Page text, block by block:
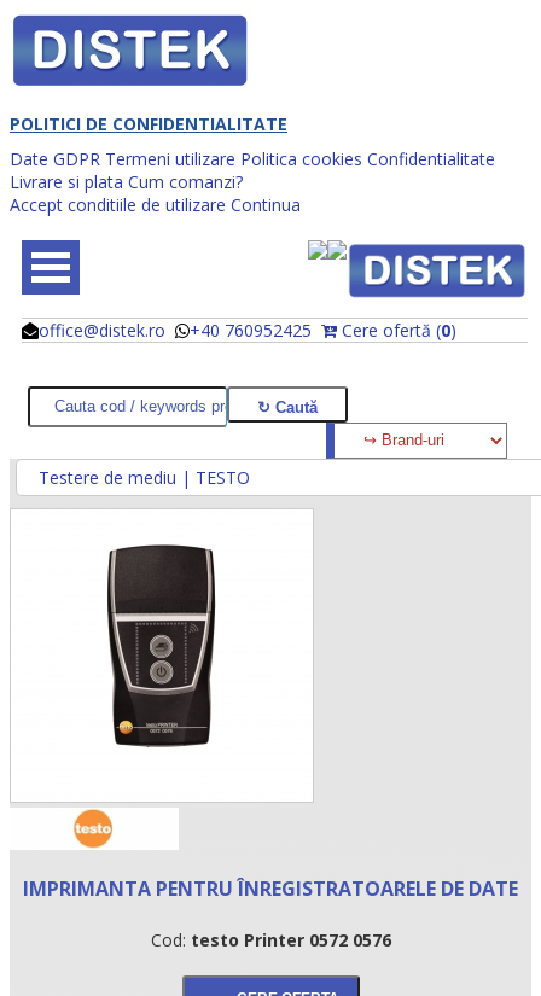
POLITICI DE CONFIDENTIALITATE
Date GDPR Termeni utilizare Politica cookies Confidentialitate
Livrare si plata Cum comanzi?
Accept conditiile de utilizare Continua
office@distek.ro +40 760952425 Cere ofertă (0)
@
@
Testere de mediu | TESTO
IMPRIMANTA PENTRU ÎNREGISTRATOARELE DE DATE
Cod: testo Printer 0572 0576